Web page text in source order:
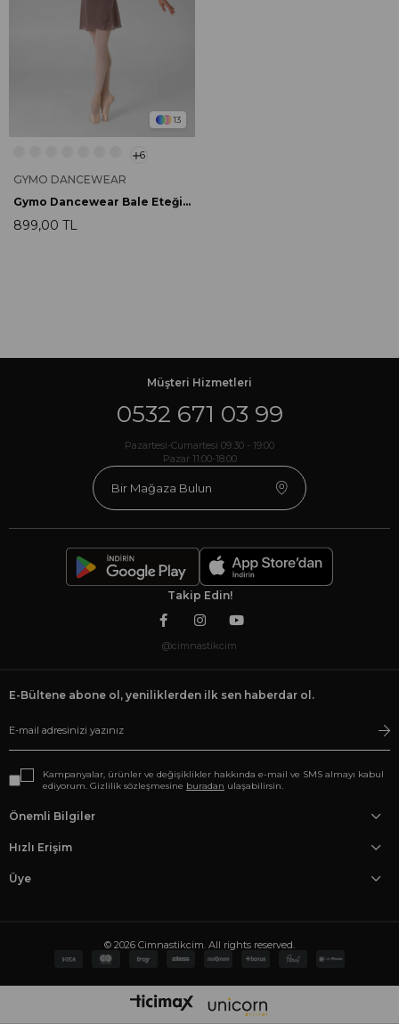
13
6
GYMO DANCEWEAR
Gymo Dancewear Bale Eteği Lily Illusion
899,00 TL
Müşteri Hizmetleri
0532 671 03 99
Pazartesi-Cumartesi 09:30 - 19:00
Pazar 11:00-18:00
Bir Mağaza Bulun
Takip Edin!
@cimnastikcim
E-Bültene abone ol, yeniliklerden ilk sen haberdar ol.
Kampanyalar, ürünler ve değişiklikler hakkında e-mail ve SMS almayı kabul
ediyorum. Gizlilik sözleşmesine buradan ulaşabilirsin.
Önemli Bilgiler
Hızlı Erişim
Üye
© 2026 Cimnastikcim. All rights reserved.